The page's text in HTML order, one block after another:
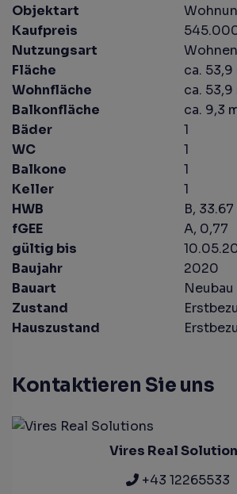
Objektart
Kaufpreis
Nutzungsart
Wohnen
Fläche
ca. 53,9
Wohnfläche ca. 53,9
Balkonfläche ca. 9,3
Bäder
1
WC
1
Balkone
1
Keller
1
HWB
B,
fGEE
A, 0,77
gültig bis
Baujahr
2020
Bauart
Neubau
Zustand
Hauszustand
Kontaktieren Sie uns
Vires Real
+43 12265533